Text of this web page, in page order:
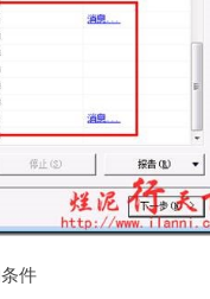
件